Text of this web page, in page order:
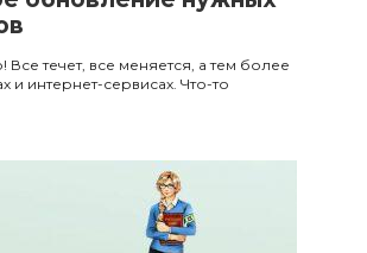
Все течет, все меняется, а тем более
и интернет-сервисах. Что-то